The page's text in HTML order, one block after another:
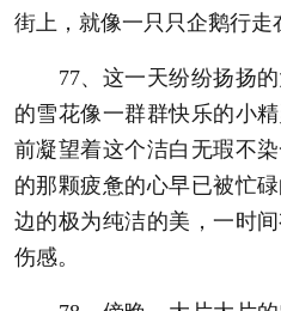
街上，就像一只只企鹅行走
77、这一天纷纷扬扬的
的雪花像一群群快乐的小
前凝望着这个洁白无瑕不
的那颗疲惫的心早已被忙
边的极为纯洁的美，一时
伤感。